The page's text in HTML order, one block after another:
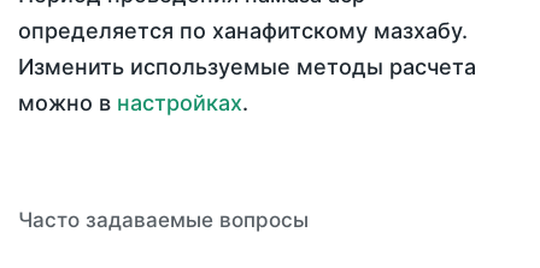
определяется по ханафитскому мазхабу.
Изменить используемые методы расчета
можно в настройках.
Часто задаваемые вопросы